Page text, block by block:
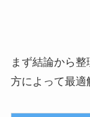
まず結論から
方によって最適